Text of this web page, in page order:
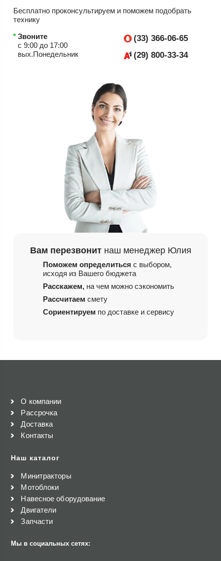
Бесплатно проконсультируем и поможем подобрать
технику
Звоните
с 9:00 до 17:00
вых.Понедельник
(33) 366-06-65
(29) 800-33-34
Вам перезвонит наш менеджер Юлия
Поможем определитьсяс выбором,
исходя из Вашего бюджета
Расскажем, на чем можно сэкономить
Рассчитаемсмету
Сориентируем по доставке и сервису
О компании
Рассрочка
Доставка
Контакты
Наш каталог
Минитракторы
Мотоблоки
Навесное оборудование
Двигатели
Запчасти
Мы в социальных сетях: